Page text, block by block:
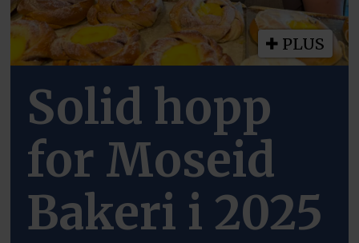
PLUS
Solid hopp
for Moseid
Bakeri i 2025